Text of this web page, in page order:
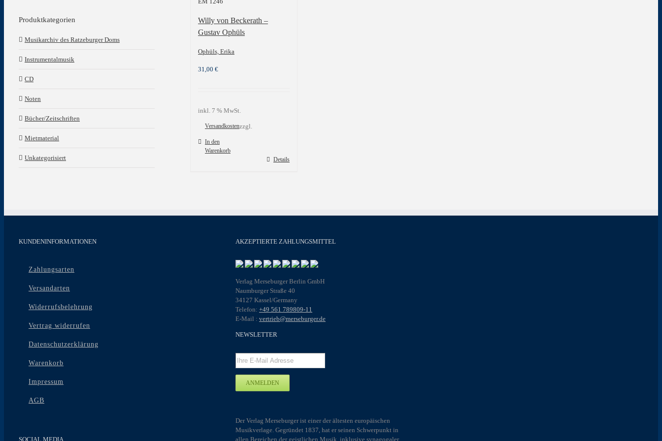
Willy von Beckerath –
Gustav Ophüls
Ophüls, Erika
31,00 €
inkl. 7 % MwSt.
zzgl.
Versandkosten
In den
Warenkorb
Details
Produktkategorien
Musikarchiv des Ratzeburger Doms
Instrumentalmusik
CD
Noten
Bücher/Zeitschriften
Mietmaterial
Unkategorisiert
KUNDENINFORMATIONEN
Zahlungsarten
Versandarten
Widerrufsbelehrung
Vertrag widerrufen
Datenschutzerklärung
Warenkorb
Impressum
AGB
SOCIAL MEDIA
AKZEPTIERTE ZAHLUNGSMITTEL
Verlag Merseburger Berlin GmbH
Naumburger Straße 40
34127 Kassel/Germany
Telefon: +49 561 789809-11
E-Mail : vertrieb@merseburger.de
NEWSLETTER
Der Verlag Merseburger ist einer der ältesten europäischen
Musikverlage. Gegründet 1837, hat er seinen Schwerpunkt in
allen Bereichen der geistlichen Musik, inklusive synagogaler